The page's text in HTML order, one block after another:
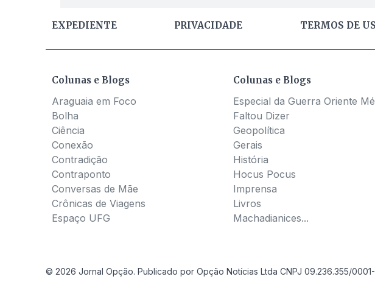
EXPEDIENTE PRIVACIDADE TERMOS DE
Colunas e Blogs
Araguaia em Foco
Bolha
Ciência
Conexão
Contradição
Contraponto
Conversas de Mãe
Crônicas de Viagens
Espaço UFG
Colunas e Blogs
Especial da Guerra Oriente
Faltou Dizer
Geopolítica
Gerais
História
Hocus Pocus
Imprensa
Livros
Machadianices...
© 2026 Jornal Opção. Publicado por Opção Notícias Ltda CNPJ 09.236.355/